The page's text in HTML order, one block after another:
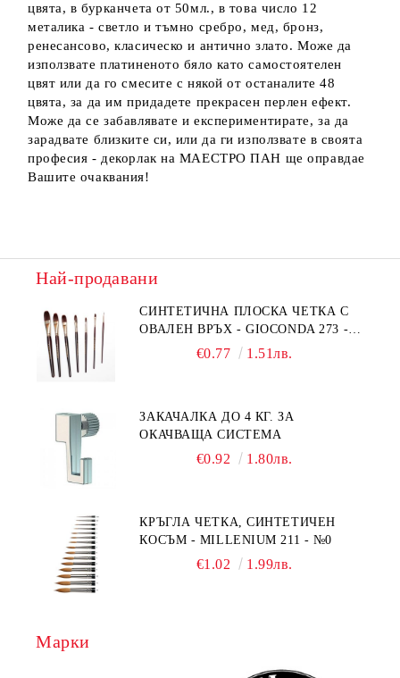
цвята, в бурканчета от 50мл., в това число 12
металика - светло и тъмно сребро, мед, бронз,
ренесансово, класическо и антично злато. Може да
използвате платиненото бяло като самостоятелен
цвят или да го смесите с някой от останалите 48
цвята, за да им придадете прекрасен перлен ефект.
Може да се забавлявате и експериментирате, за да
зарадвате близките си, или да ги използвате в своята
професия - декорлак на МАЕСТРО ПАН ще оправдае
Вашите очаквания!
Най-продавани
СИНТЕТИЧНА ПЛОСКА ЧЕТКА С
ОВАЛЕН ВРЪХ - GIOCONDA 273 -
€0.77 1.51лв.
ЗАКАЧАЛКА ДО 4 КГ. ЗА
ОКАЧВАЩА СИСТЕМА
€0.92 1.80лв.
КРЪГЛА ЧЕТКА, СИНТЕТИЧЕН
КОСЪМ - MILLENIUM 211 - №0
€1.02 1.99лв.
Марки